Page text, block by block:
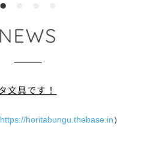
https://horitabungu.thebase.in）